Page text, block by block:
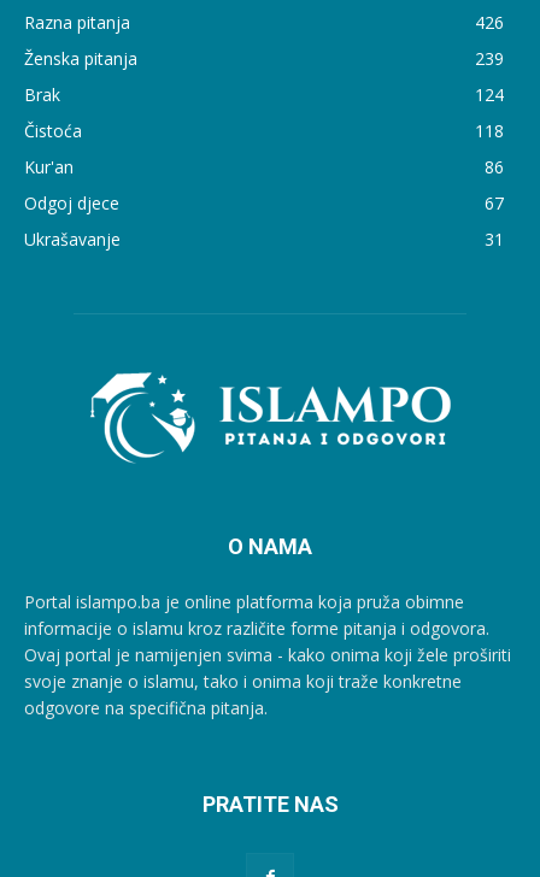
Razna pitanja
426
Ženska pitanja
239
Brak
124
Čistoća
118
Kur'an
86
Odgoj djece
67
Ukrašavanje
31
O NAMA
Portal islampo.ba je online platforma koja pruža obimne
informacije o islamu kroz različite forme pitanja i odgovora.
Ovaj portal je namijenjen svima - kako onima koji žele proširiti
svoje znanje o islamu, tako i onima koji traže konkretne
odgovore na specifična pitanja.
PRATITE NAS